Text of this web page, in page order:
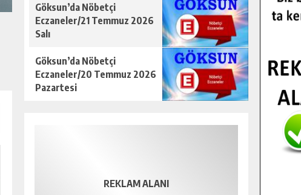
Göksun’da Nöbetçi
Eczaneler/21 Temmuz 2026
Salı
Göksun’da Nöbetçi
Eczaneler/20 Temmuz 2026
Pazartesi
REKLAM ALANI